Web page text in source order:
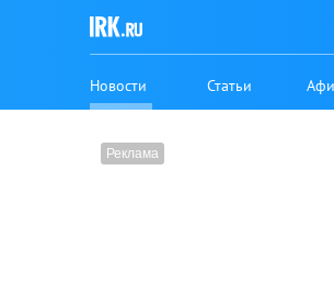
Новости Статьи